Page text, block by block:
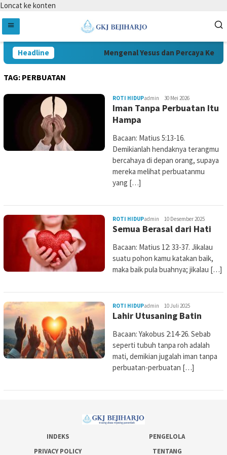
Loncat ke konten
Headline Mengenal Yesus dan Percaya
TAG: PERBUATAN
ROTI HIDUPadmin 30 Mei 2026
Iman Tanpa Perbuatan Itu
Hampa
Bacaan: Matius 5:13-16.
Demikianlah hendaknya terangmu
bercahaya di depan orang, supaya
mereka melihat perbuatanmu
yang […]
ROTI HIDUPadmin 10 Desember 2025
Semua Berasal dari Hati
Bacaan: Matius 12: 33-37. Jikalau
suatu pohon kamu katakan baik,
maka baik pula buahnya; jikalau […]
ROTI HIDUPadmin 10 Juli 2025
Lahir Utusaning Batin
Bacaan: Yakobus 2:14-26. Sebab
seperti tubuh tanpa roh adalah
mati, demikian jugalah iman tanpa
perbuatan-perbuatan […]
INDEKS
PENGELOLA
PRIVACY POLICY
TENTANG